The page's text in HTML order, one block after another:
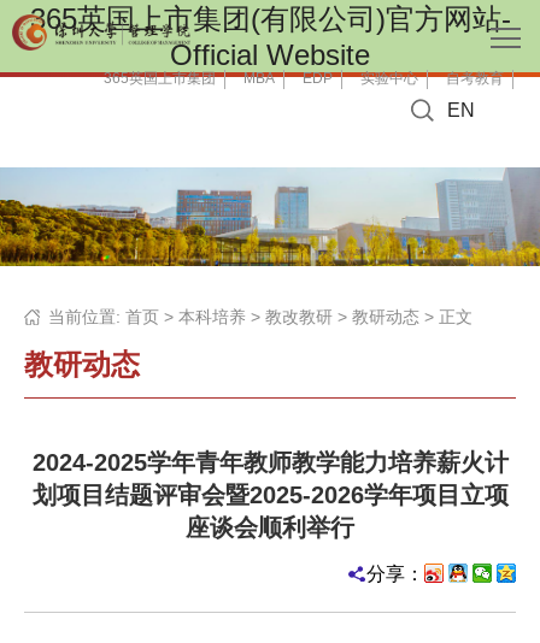
365英国上市集团(有限公司)官方网站-
Official Website
EN
365英国上市集团 MBA EDP 实验中心 自考教育
当前位置: 首页 > 本科培养 > 教改教研 > 教研动态 > 正文
教研动态
2024-2025学年青年教师教学能力培养薪火计
划项目结题评审会暨2025-2026学年项目立项
座谈会顺利举行
分享：